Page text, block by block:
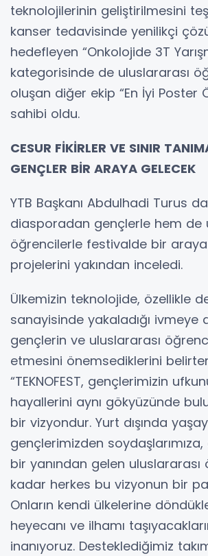
teknolojilerinin geliştirilmesini
kanser tedavisinde yenilikçi
hedefleyen “Onkolojide 3T
kategorisinde de uluslararası
oluşan diğer ekip “En İyi Poster
sahibi oldu.
CESUR FİKİRLER VE SINIR
GENÇLER BİR ARAYA GELECEK
YTB Başkanı Abdulhadi Turus
diasporadan gençlerle hem de
öğrencilerle festivalde bir
projelerini yakından inceledi.
Ülkemizin teknolojide, özellikle
sanayisinde yakaladığı ivmeye
gençlerin ve uluslararası
etmesini önemsediklerini
“TEKNOFEST, gençlerimizin
hayallerini aynı gökyüzünde
bir vizyondur. Yurt dışında
gençlerimizden
bir yanından gelen uluslararası
kadar herkes bu vizyonun bir
Onların kendi ülkelerine
heyecanı ve ilhamı
inanıyoruz. Desteklediğimiz